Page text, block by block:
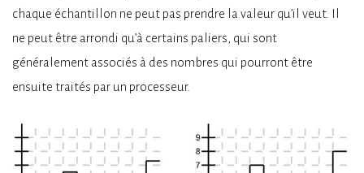
chaque échantillon ne peut pas prendre la valeur qu’il veut. Il
ne peut être arrondi qu’à certains paliers, qui sont
généralement associés à des nombres qui pourront être
ensuite traités par un processeur.